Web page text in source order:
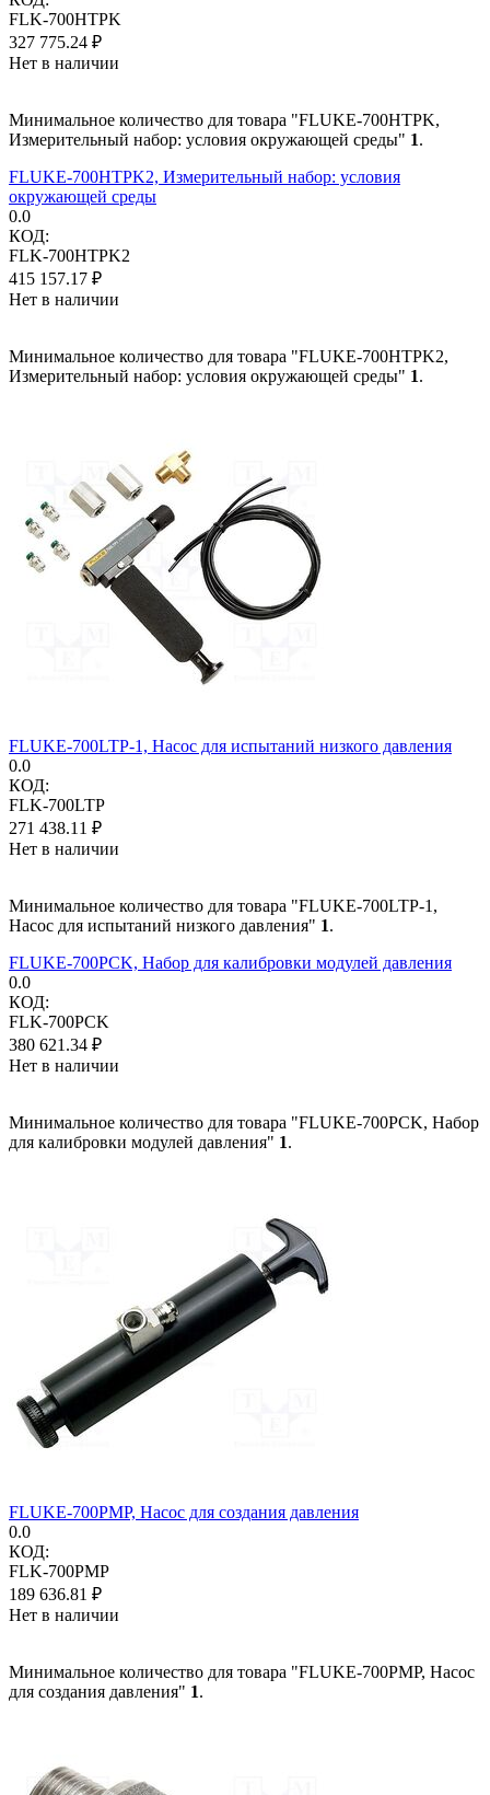
FLK-700HTPK
327 775.24 ₽
Нет в наличии
Минимальное количество для товара "FLUKE-700HTPK,
Измерительный набор: условия окружающей среды" 1.
FLUKE-700HTPK2, Измерительный набор: условия
окружающей среды
0.0
КОД:
FLK-700HTPK2
415 157.17 ₽
Нет в наличии
Минимальное количество для товара "FLUKE-700HTPK2,
Измерительный набор: условия окружающей среды" 1.
FLUKE-700LTP-1, Насос для испытаний низкого давления
0.0
КОД:
FLK-700LTP
271 438.11 ₽
Нет в наличии
Минимальное количество для товара "FLUKE-700LTP-1,
Насос для испытаний низкого давления" 1.
FLUKE-700PCK, Набор для калибровки модулей давления
0.0
КОД:
FLK-700PCK
380 621.34 ₽
Нет в наличии
Минимальное количество для товара "FLUKE-700PCK, Набор
для калибровки модулей давления" 1.
FLUKE-700PMP, Насос для создания давления
0.0
КОД:
FLK-700PMP
189 636.81 ₽
Нет в наличии
Минимальное количество для товара "FLUKE-700PMP, Насос
для создания давления" 1.